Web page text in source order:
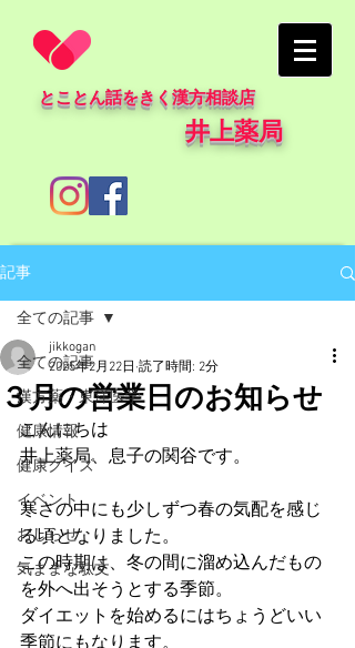
とことん話をきく漢方相談店
井上薬局
記事
全ての記事
漢方薬・東洋医学
健康情報
健康クイズ
イベント
おしらせ
気ままな駄文
全ての記事
３月の営業日のお知らせ
jikkogan
2025年2月22日 読了時間: 2分
こんにちは
井上薬局、息子の関谷です。
寒さの中にも少しずつ春の気配を感じ
る頃となりました。
この時期は、冬の間に溜め込んだもの
を外へ出そうとする季節。
ダイエットを始めるにはちょうどいい
季節にもなります。